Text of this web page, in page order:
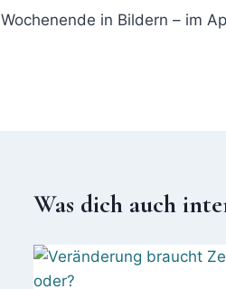
Wochenende in Bildern – im
Was dich auch